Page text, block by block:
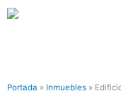
Portada » Inmuebles »